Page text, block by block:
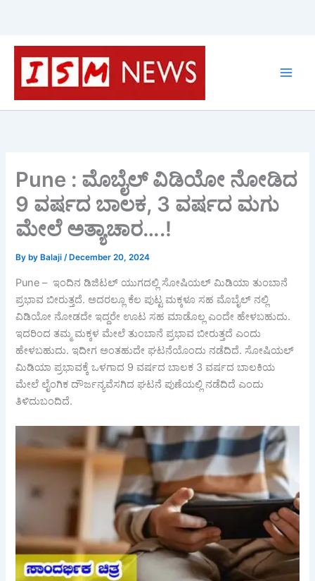
Skip
content
Pune : ಮೊಬೈಲ್ ವಿಡಿಯೋ ನೋಡಿದ
9 ವರ್ಷದ ಬಾಲಕ, 3 ವರ್ಷದ ಮಗು
ಮೇಲೆ ಅತ್ಯಾಚಾರ….!
By by Balaji/ December 20, 2024
Pune – ಇಂದಿನ ಡಿಜಿಟಲ್ ಯುಗದಲ್ಲಿ ಸೋಷಿಯಲ್ ಮಿಡಿಯಾ ತುಂಬಾನೆ
ಪ್ರಭಾವ ಬೀರುತ್ತದೆ. ಅದರಲ್ಲೂ ಕೆಲ ಪುಟ್ಟ ಮಕ್ಕಳೂ ಸಹ ಮೊಬೈಲ್ ನಲ್ಲಿ
ವಿಡಿಯೋ ನೋಡದೇ ಇದ್ದರೇ ಊಟ ಸಹ ಮಾಡೊಲ್ಲ ಎಂದೇ ಹೇಳಬಹುದು.
ಇದರಿಂದ ತಮ್ಮ ಮಕ್ಕಳ ಮೇಲೆ ತುಂಬಾನೆ ಪ್ರಭಾವ ಬೀರುತ್ತದೆ ಎಂದು
ಹೇಳಬಹುದು. ಇದೀಗ ಅಂತಹುದೇ ಘಟನೆಯೊಂದು ನಡೆದಿದೆ. ಸೋಷಿಯಲ್
ಮಿಡಿಯಾ ಪ್ರಭಾವಕ್ಕೆ ಒಳಗಾದ 9 ವರ್ಷದ ಬಾಲಕ 3 ವರ್ಷದ ಬಾಲಕಿಯ
ಮೇಲೆ ಲೈಂಗಿಕ ದೌರ್ಜನ್ಯವೆಸಗಿದ ಘಟನೆ ಪುಣೆಯಲ್ಲಿ ನಡೆದಿದೆ ಎಂದು
ತಿಳಿದುಬಂದಿದೆ.